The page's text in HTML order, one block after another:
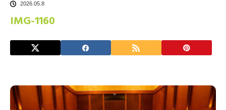
2026.05.8
IMG-1160